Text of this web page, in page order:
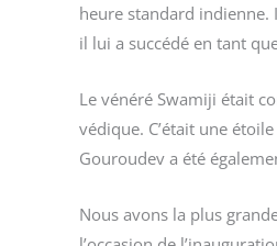
heure standard indienne.
il lui a succédé en tant
Le vénéré Swamiji était
védique. C’était une
Gouroudev a été
Nous avons la plus